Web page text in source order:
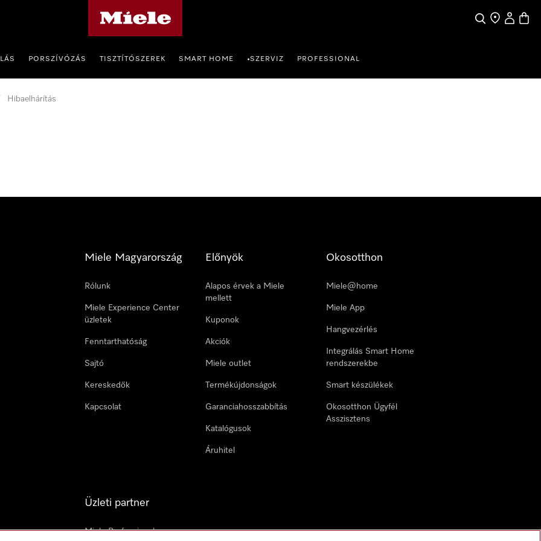
KeresesÜzletkereső
Saját profil
PORSZÍVÓZÁS TISZTÍTÓSZEREK SMART HOME •SZERVIZ PROFESSIONAL
Hibaelhárítás
Miele Magyarország
Rólunk
Miele Experience Center
üzletek
Fenntarthatóság
Sajtó
Kereskedők
Kapcsolat
Előnyök
Alapos érvek a Miele
mellett
Kuponok
Akciók
Miele outlet
Termékújdonságok
Garanciahosszabbítás
Katalógusok
Áruhitel
Okosotthon
Miele@home
Miele App
Hangvezérlés
Integrálás Smart Home
rendszerekbe
Smart készülékek
Okosotthon Ügyfél
Asszisztens
Üzleti partner
Miele Professional